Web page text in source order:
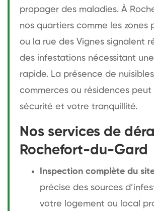
propager des maladies. À
nos quartiers comme les zones
ou la rue des Vignes signalent
des infestations nécessitant
rapide. La présence de
commerces ou résidences
sécurité et votre tranquillité.
Nos services de
Rochefort-du-Gard
Inspection complète du
précise des sources
votre logement ou local